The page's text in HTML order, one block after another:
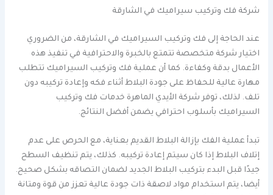
شركة فك وتركيب سيراميك في الشارقة
عند الحاجة إلى فك وتركيب السيراميك في الشارقة، من الضروري
اختيار شركة متخصصة تتمتع بالخبرة والاحترافية في تنفيذ هذه
الأعمال بدقة وكفاءة. كما أن عملية فك وتركيب السيراميك تتطلب
مهارة عالية للحفاظ على جودة البلاط أثناء فكه وإعادة تركيبه دون
تلف. لذلك، توفر شركة الأيدي الماهرة خدمات فك وتركيب
السيراميك بأسلوب احترافي يضمن أفضل النتائج.
تبدأ عملية الفك بإزالة البلاط القديم بعناية، مع الحرص على عدم
إتلاف البلاط إذا كان سيتم إعادة تركيبه. كذلك، يتم تنظيف السطح
جيدًا قبل البدء بتركيب البلاط الجديد لضمان التصاقه بشكل صحيح.
أيضا، يتم استخدام مواد لاصقة ذات جودة عالية تعزز من قوة ومتانة